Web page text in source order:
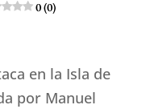
0 (0)
en la Isla de
por Manuel